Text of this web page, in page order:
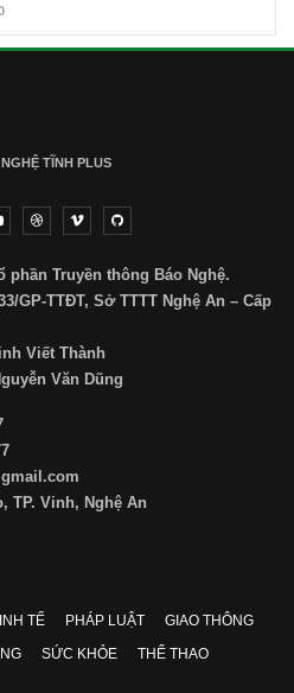
TĨNH PLUS
phần Truyền thông Báo Nghệ.
GP-TTĐT, Sở TTTT Nghệ An – Cấp
Viết Thành
Văn Dũng
TP. Vinh, Nghệ An
TẾ PHÁP LUẬT
GIAO THÔNG
SỨC KHỎE THỂ THAO